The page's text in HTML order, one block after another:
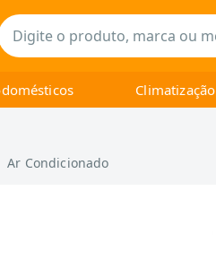
Climatização
Ar Condicionado